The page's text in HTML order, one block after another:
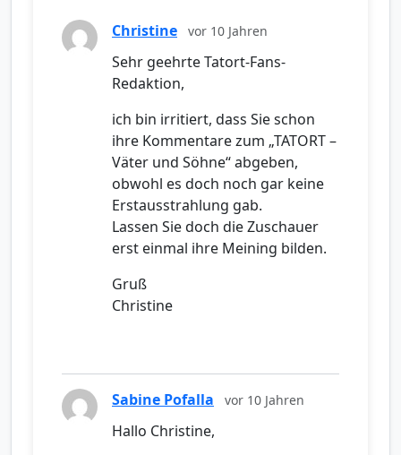
Christine vor 10 Jahren
Sehr geehrte Tatort-Fans-
Redaktion,
ich bin irritiert, dass Sie schon
ihre Kommentare zum „TATORT –
Väter und Söhne“ abgeben,
obwohl es doch noch gar keine
Erstausstrahlung gab.
Lassen Sie doch die Zuschauer
erst einmal ihre Meining bilden.
Gruß
Christine
Sabine Pofalla vor 10 Jahren
Hallo Christine,